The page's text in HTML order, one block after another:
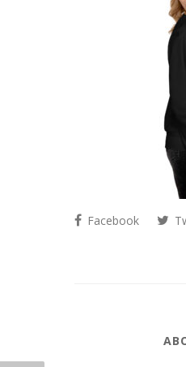
Facebook